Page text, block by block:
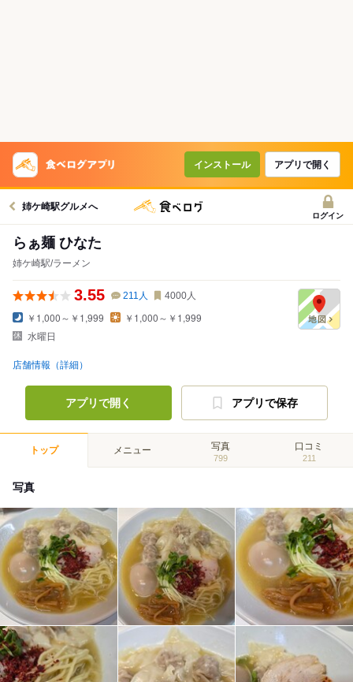
インストール アプリで開く
姉ケ崎駅グルメへ
ログイン
らぁ麺 ひなた
姉ケ崎駅/ラーメン
3.55 211 人 4000人
￥1,000～￥1,999
￥1,000～￥1,999
水曜日
店舗情報（詳細）
アプリで開く アプリで保存
トップ メニュー 写真
799
口コミ
211
写真